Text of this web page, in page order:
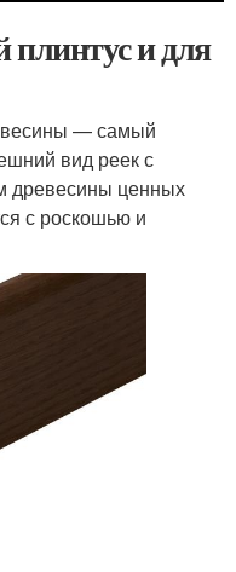
и для
— самый
вид реек с
древесины ценных
с роскошью и